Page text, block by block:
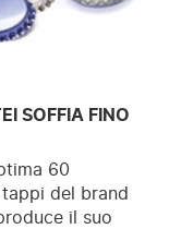
SOFFIA FINO
60
del brand
il suo